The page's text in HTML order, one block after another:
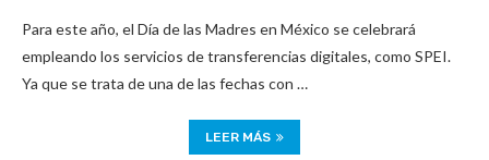
Para este año, el Día de las Madres en México se celebrará
empleando los servicios de transferencias digitales, como SPEI.
Ya que se trata de una de las fechas con …
LEER MÁS